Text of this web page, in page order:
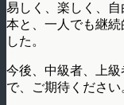
易しく、楽しく、
本と、一人でも継
した。
今後、中級者、上
で、ご期待ください